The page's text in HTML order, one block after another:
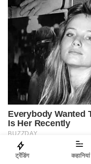
ट्रेंडिंग कहानियां